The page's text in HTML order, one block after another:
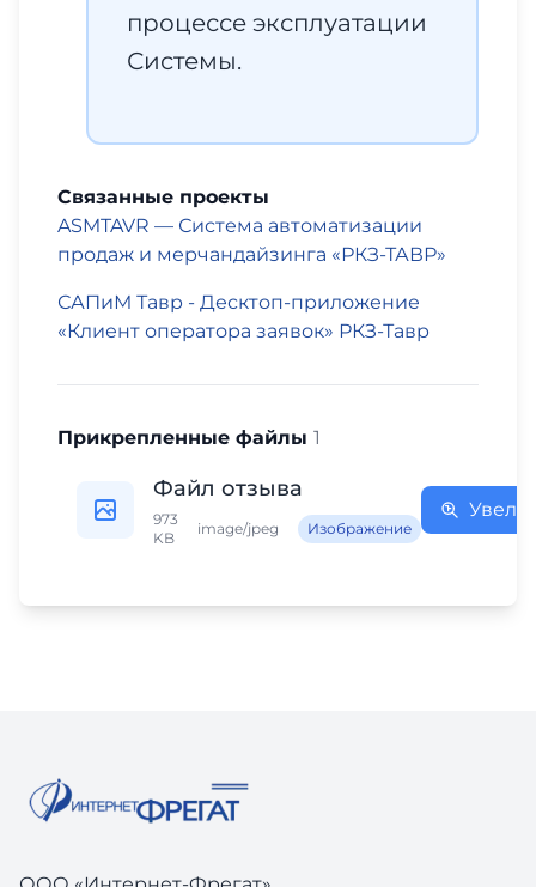
процессе эксплуатации
Системы.
Связанные проекты
ASMTAVR — Система автоматизации
продаж и мерчандайзинга «РКЗ-ТАВР»
САПиМ Тавр - Десктоп-приложение
«Клиент оператора заявок» РКЗ‑Тавр
Прикрепленные файлы 1
Файл отзыва
973
KB
image/jpeg Изображение